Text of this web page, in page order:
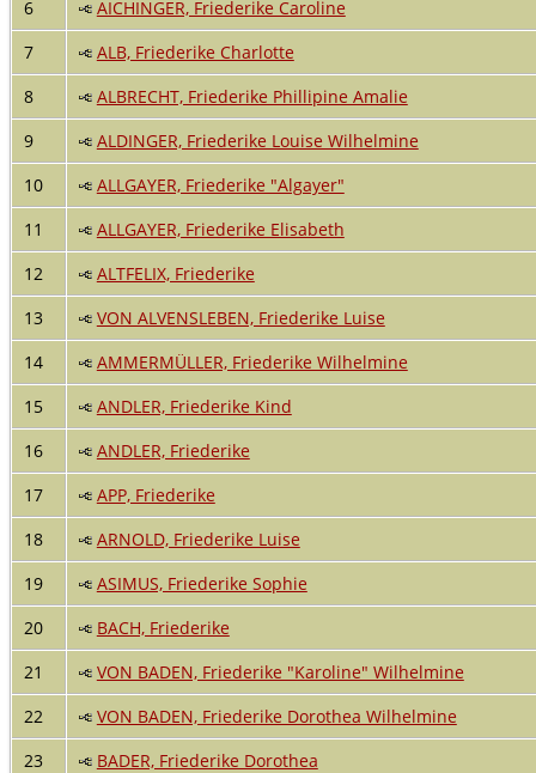
6
AICHINGER, Friederike Caroline
7
ALB, Friederike Charlotte
8
ALBRECHT, Friederike Phillipine Amalie
9
ALDINGER, Friederike Louise Wilhelmine
10
ALLGAYER, Friederike "Algayer"
11
ALLGAYER, Friederike Elisabeth
12
ALTFELIX, Friederike
13
VON ALVENSLEBEN, Friederike Luise
14
AMMERMÜLLER, Friederike Wilhelmine
15
ANDLER, Friederike Kind
16
ANDLER, Friederike
17
APP, Friederike
18
ARNOLD, Friederike Luise
19
ASIMUS, Friederike Sophie
20
BACH, Friederike
21
VON BADEN, Friederike "Karoline" Wilhelmine
22
VON BADEN, Friederike Dorothea Wilhelmine
23
BADER, Friederike Dorothea